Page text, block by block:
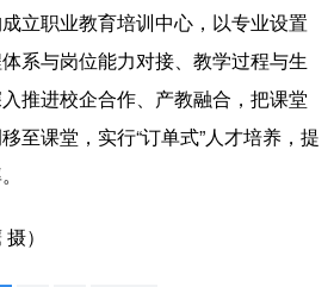
立职业教育培训中心，以专业设置
系与岗位能力对接、教学过程与生
推进校企合作、产教融合，把课堂
至课堂，实行“订单式”人才培养，提
）